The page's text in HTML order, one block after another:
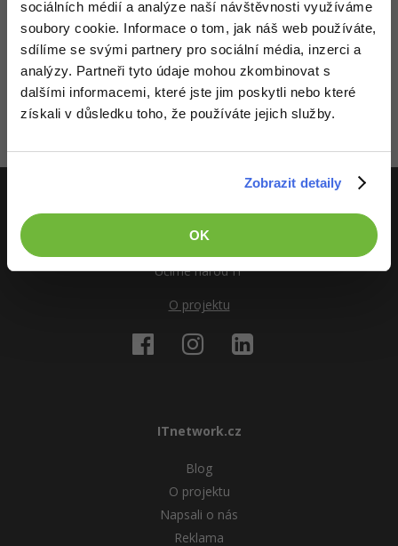
sociálních médií a analýze naší návštěvnosti využíváme
soubory cookie. Informace o tom, jak náš web používáte,
sdílíme se svými partnery pro sociální média, inzerci a
analýzy. Partneři tyto údaje mohou zkombinovat s
dalšími informacemi, které jste jim poskytli nebo které
získali v důsledku toho, že používáte jejich služby.
Zobrazit detaily
OK
Copywriter
WordPress specialista
SEO specialista
Algoritmy -41%
Umělá inteligence (AI) -10%
Pro děti
Time management
Windows
Linux
Ostatní
Děláme co je v našich silách, aby byly zdejší diskuze co
nejkvalitnější. Tato diskuze byla označena moderátorem jako
nekonstruktivní a myslíme si, že nemá pro veřejnost příliš
vysokou hodnotu. Členy můžete samozřejmě stále oslovit
soukromě a to formou zpráv nebo chatu.
Učíme národ IT
O projektu
ITnetwork.cz
Blog
O projektu
Napsali o nás
Reklama